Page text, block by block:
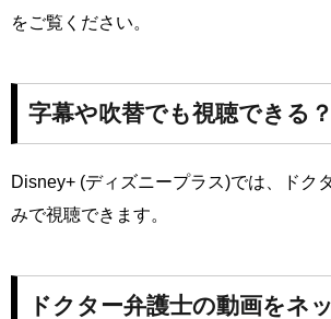
をご覧ください。
字幕や吹替でも視聴できる？
Disney+ (ディズニープラス)では、ドク
みで視聴できます。
ドクター弁護士の動画をネ